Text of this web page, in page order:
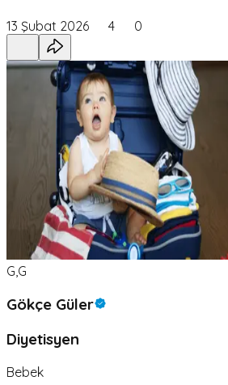
13 Şubat 2026 4 0
G,G
Gökçe Güler
Diyetisyen
Bebek